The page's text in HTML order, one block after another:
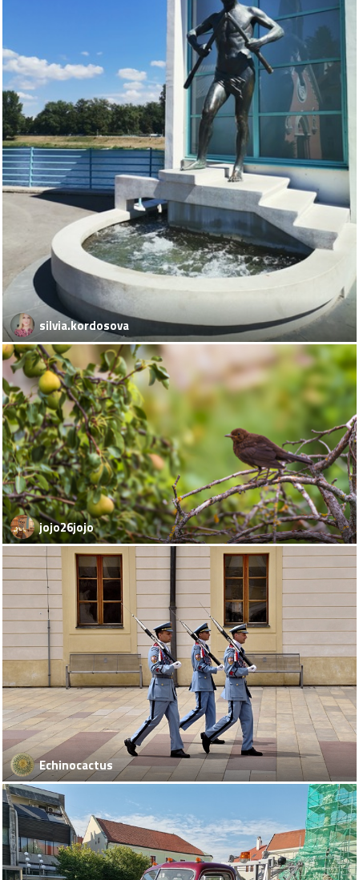
silvia.kordosova
jojo26jojo
Echinocactus